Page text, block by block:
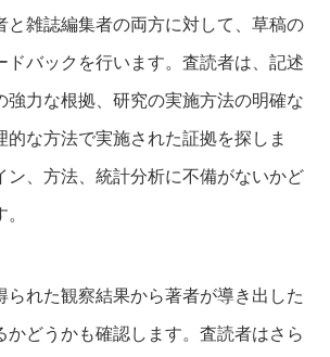
と雑誌編集者の両方に対して、草稿の
ドバックを行います。査読者は、記述
強力な根拠、研究の実施方法の明確な
な方法で実施された証拠を探しま
ン、方法、統計分析に不備がないかど
られた観察結果から著者が導き出した
かどうかも確認します。査読者はさら